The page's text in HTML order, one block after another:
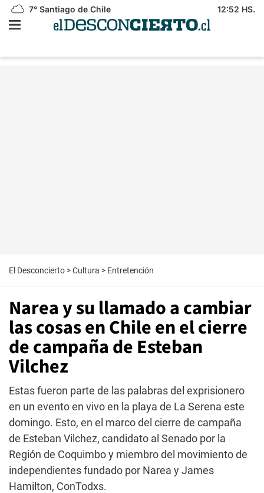
7° Santiago de Chile 12:52 HS.
El Desconcierto >Cultura > Entretención
Narea y su llamado a cambiar
las cosas en Chile en el cierre
de campaña de Esteban
Vilchez
Estas fueron parte de las palabras del exprisionero
en un evento en vivo en la playa de La Serena este
domingo. Esto, en el marco del cierre de campaña
de Esteban Vilchez, candidato al Senado por la
Región de Coquimbo y miembro del movimiento de
independientes fundado por Narea y James
Hamilton, ConTodxs.